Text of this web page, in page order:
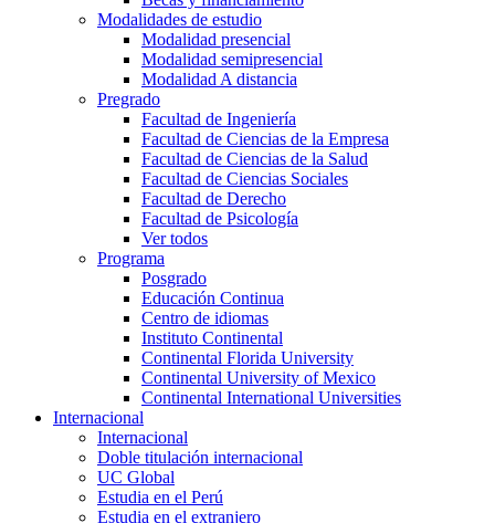
Modalidades de estudio
Modalidad presencial
Modalidad semipresencial
Modalidad A distancia
Pregrado
Facultad de Ingeniería
Facultad de Ciencias de la Empresa
Facultad de Ciencias de la Salud
Facultad de Ciencias Sociales
Facultad de Derecho
Facultad de Psicología
Ver todos
Programa
Posgrado
Educación Continua
Centro de idiomas
Instituto Continental
Continental Florida University
Continental University of Mexico
Continental International Universities
Internacional
Internacional
Doble titulación internacional
UC Global
Estudia en el Perú
Estudia en el extranjero